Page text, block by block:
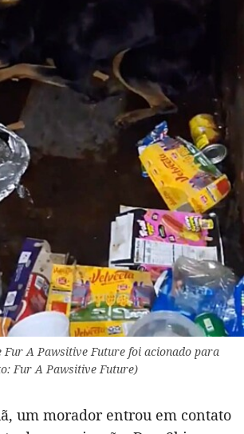
Fur A Pawsitive Future foi acionado para
Fur A Pawsitive Future)
um morador entrou em contato